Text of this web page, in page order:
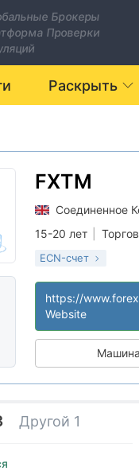
Брокеры
Проверки
Раскрыть
FXTM
Соединенное
15-20 лет
ECN-счет
Лицензия
(EP)
| Основной
Глобальные
| Высокие
| Оффшорное
Website
Другой 1